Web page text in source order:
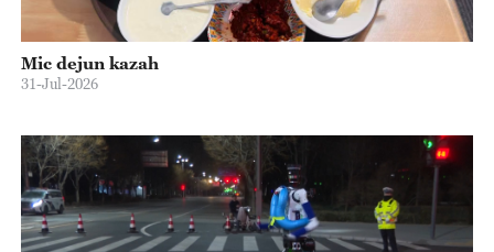
Mic dejun kazah
31-Jul-2026